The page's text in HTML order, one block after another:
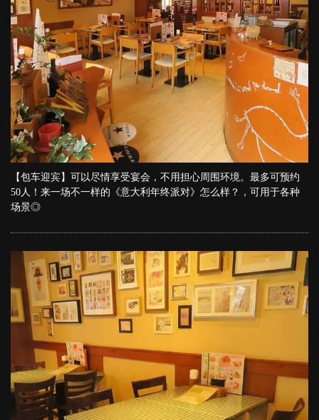
【包车迎宾】可以尽情享受宴会，不用担心周围环境。最多可预约
50人！来一场不一样的《意大利年终派对》怎么样？，可用于各种
场景◎